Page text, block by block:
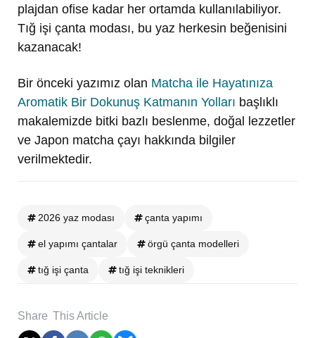
plajdan ofise kadar her ortamda kullanılabiliyor.
Tığ işi çanta modası, bu yaz herkesin beğenisini
kazanacak!
Bir önceki yazımız olan Matcha ile Hayatınıza
Aromatik Bir Dokunuş Katmanın Yolları başlıklı
makalemizde bitki bazlı beslenme, doğal lezzetler
ve Japon matcha çayı hakkında bilgiler
verilmektedir.
2026 yaz modası çanta yapımı
el yapımı çantalar örgü çanta modelleri
tığ işi çanta tığ işi teknikleri
Share This Article